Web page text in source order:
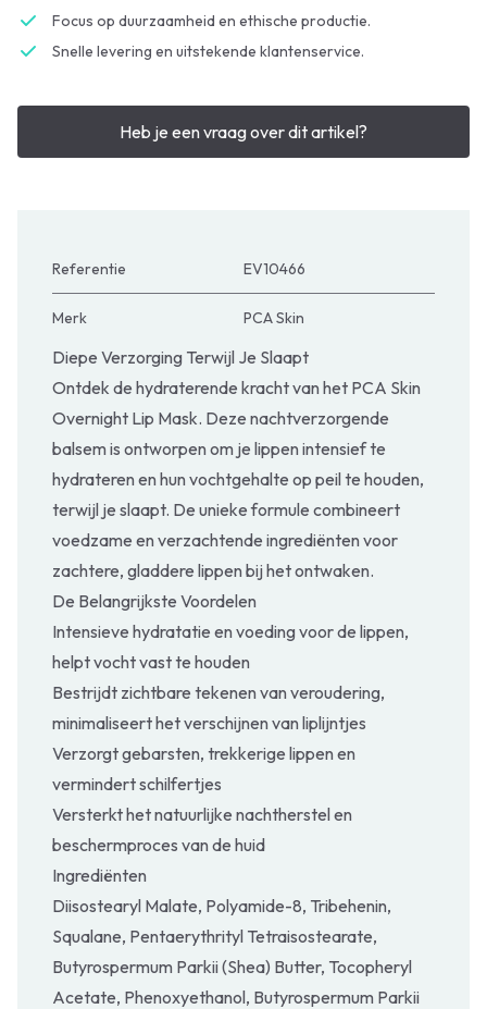
Focus op duurzaamheid en ethische productie.
Snelle levering en uitstekende klantenservice.
Heb je een vraag over dit artikel?
Referentie EV10466
Merk PCA Skin
Diepe Verzorging Terwijl Je Slaapt
Ontdek de hydraterende kracht van het PCA Skin
Overnight Lip Mask. Deze nachtverzorgende
balsem is ontworpen om je lippen intensief te
hydrateren en hun vochtgehalte op peil te houden,
terwijl je slaapt. De unieke formule combineert
voedzame en verzachtende ingrediënten voor
zachtere, gladdere lippen bij het ontwaken.
De Belangrijkste Voordelen
Intensieve hydratatie en voeding voor de lippen,
helpt vocht vast te houden
Bestrijdt zichtbare tekenen van veroudering,
minimaliseert het verschijnen van liplijntjes
Verzorgt gebarsten, trekkerige lippen en
vermindert schilfertjes
Versterkt het natuurlijke nachtherstel en
beschermproces van de huid
Ingrediënten
Diisostearyl Malate, Polyamide-8, Tribehenin,
Squalane, Pentaerythrityl Tetraisostearate,
Butyrospermum Parkii (Shea) Butter, Tocopheryl
Acetate, Phenoxyethanol, Butyrospermum Parkii